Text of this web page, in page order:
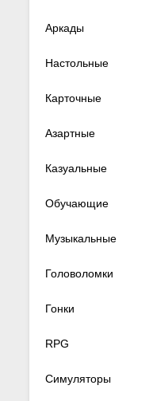
Аркады
Настольные
Карточные
Азартные
Казуальные
Обучающие
Музыкальные
Головоломки
Гонки
RPG
Симуляторы